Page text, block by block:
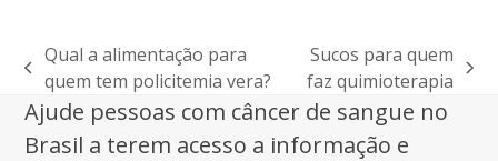
previous
post:
Qual a alimentação para
quem tem policitemia vera?
next
post:
Sucos para quem
faz quimioterapia
Ajude pessoas com câncer de sangue no
Brasil a terem acesso a informação e